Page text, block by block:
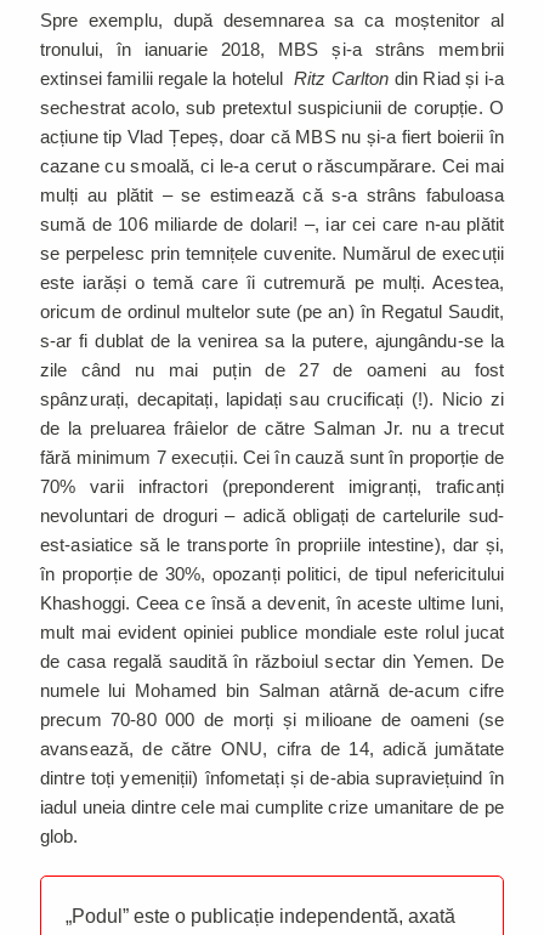
Spre exemplu, după desemnarea sa ca moștenitor al
tronului, în ianuarie 2018, MBS și-a strâns membrii
extinsei familii regale la hotelulRitz Carlton din Riad și i-a
sechestrat acolo, sub pretextul suspiciunii de corupție. O
acțiune tip Vlad Țepeș, doar că MBS nu și-a fiert boierii în
cazane cu smoală, ci le-a cerut o răscumpărare. Cei mai
mulți au plătit – se estimează că s-a strâns fabuloasa
sumă de 106 miliarde de dolari! –, iar cei care n-au plătit
se perpelesc prin temnițele cuvenite. Numărul de execuții
este iarăși o temă care îi cutremură pe mulți. Acestea,
oricum de ordinul multelor sute (pe an) în Regatul Saudit,
s-ar fi dublat de la venirea sa la putere, ajungându-se la
zile când nu mai puțin de 27 de oameni au fost
spânzurați, decapitați, lapidați sau crucificați (!). Nicio zi
de la preluarea frâielor de către Salman Jr. nu a trecut
fără minimum 7 execuții. Cei în cauză sunt în proporție de
70% varii infractori (preponderent imigranți, traficanți
nevoluntari de droguri – adică obligați de cartelurile sud-
est-asiatice să le transporte în propriile intestine), dar și,
în proporție de 30%, opozanți politici, de tipul nefericitului
Khashoggi. Ceea ce însă a devenit, în aceste ultime luni,
mult mai evident opiniei publice mondiale este rolul jucat
de casa regală saudită în războiul sectar din Yemen. De
numele lui Mohamed bin Salman atârnă de-acum cifre
precum 70-80 000 de morți și milioane de oameni (se
avansează, de către ONU, cifra de 14, adică jumătate
dintre toți yemeniții) înfometați și de-abia supraviețuind în
iadul uneia dintre cele mai cumplite crize umanitare de pe
glob.
„Podul” este o publicație independentă, axată